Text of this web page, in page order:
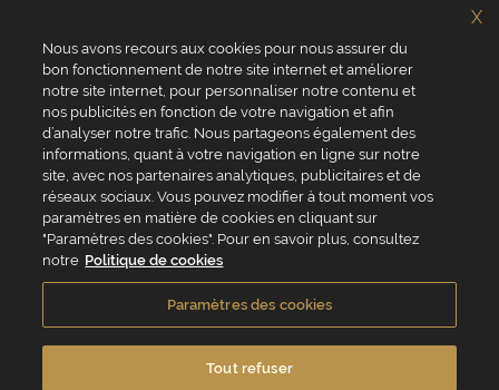
Contactez-nous
Republica del cacao
Service client
04 75 07 51 51
Du lundi au jeudi : 8h - 18h
Le vendredi : 8h - 17h
VALRHONA FRANCE - ZA Les Fleurons - 315 Allée des Bergerons -
Conditions générales de vente Politique de cookies Vie privée
Nous avons recours aux cookies pour nous assurer du
bon fonctionnement de notre site internet et améliorer
notre site internet, pour personnaliser notre contenu et
nos publicités en fonction de votre navigation et afin
d’analyser notre trafic. Nous partageons également des
informations, quant à votre navigation en ligne sur notre
site, avec nos partenaires analytiques, publicitaires et de
réseaux sociaux. Vous pouvez modifier à tout moment vos
paramètres en matière de cookies en cliquant sur
"Paramètres des cookies". Pour en savoir plus, consultez
notre Politique de cookies
Paramètres des cookies
Tout refuser
X